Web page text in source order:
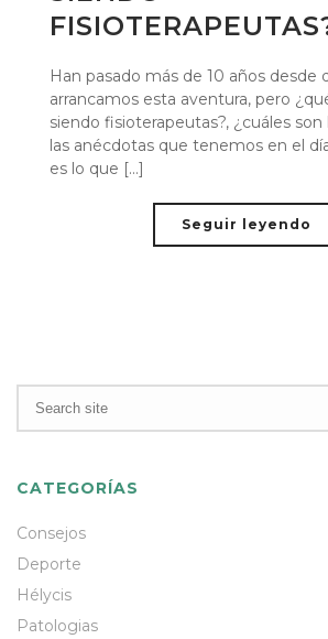
Han pasado más de 10 años desde
arrancamos esta aventura, pero
siendo fisioterapeutas?, ¿cuáles
las anécdotas que tenemos en el
es lo que [...]
Seguir leyendo
CATEGORÍAS
Consejos
Deporte
Hélycis
Patologias